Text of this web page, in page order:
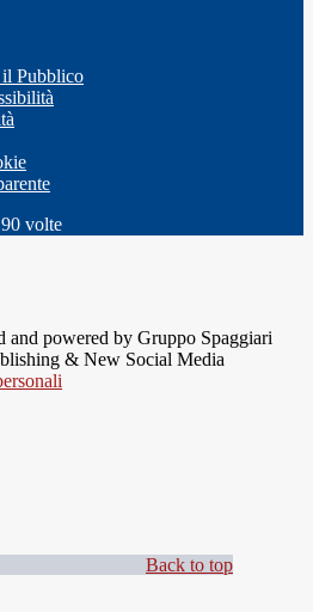
Pubblico
volte
and powered by Gruppo Spaggiari
& New Social Media
Back to top